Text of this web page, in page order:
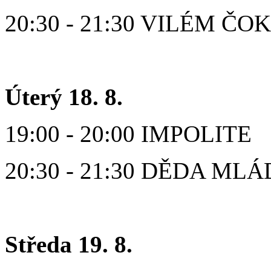
20:30 - 21:30 VILÉM
Úterý 18. 8.
19:00 - 20:00 IMPOLITE
20:30 - 21:30 DĚDA
Středa 19. 8.